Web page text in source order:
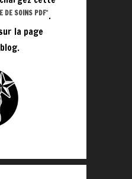
DE SOINS PDF".
la page